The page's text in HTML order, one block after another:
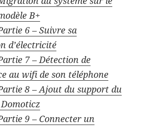
B+
6 – Suivre sa
d’électricité
7 – Détection de
au wifi de son téléphone
8 – Ajout du support du
9 – Connecter un